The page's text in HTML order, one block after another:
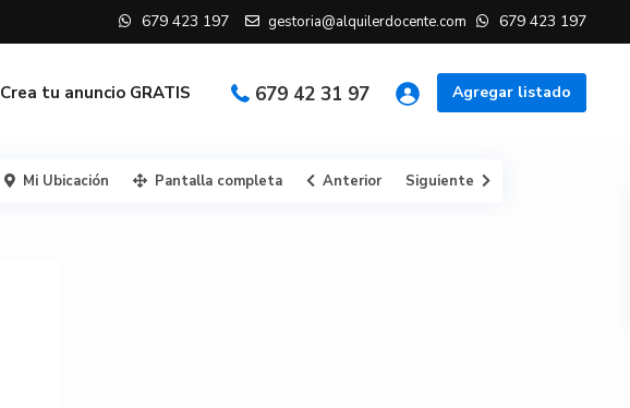
679 423 197 gestoria@alquilerdocente.com 679 423 197
Agregar listado
679 42 31 97
Crea tu anuncio GRATIS
Mi Ubicación Pantalla completa Anterior Siguiente